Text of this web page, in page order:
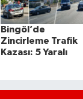
Bingöl’de
Zincirleme Trafik
Kazası: 5 Yaralı